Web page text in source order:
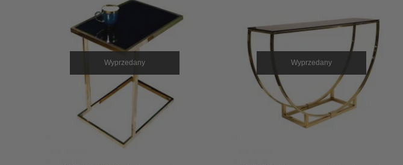
Wyprzedany Wyprzedany